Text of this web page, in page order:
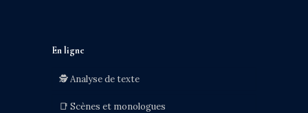
En ligne
🕵️ Analyse de texte
📑 Scènes et monologues